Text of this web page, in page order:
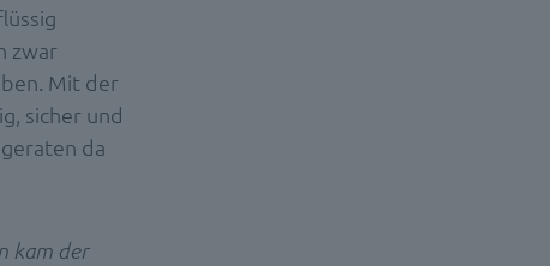
zwar
Mit der
sicher und
da
kam der